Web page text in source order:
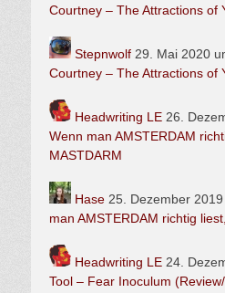
Courtney – The Attractions of
Stepnwolf 29. Mai 2020
Courtney – The Attractions of
Headwriting LE 26.
Wenn man AMSTERDAM
MASTDARM
Hase 25. Dezember
man AMSTERDAM richtig
Headwriting LE 24.
Tool – Fear Inoculum